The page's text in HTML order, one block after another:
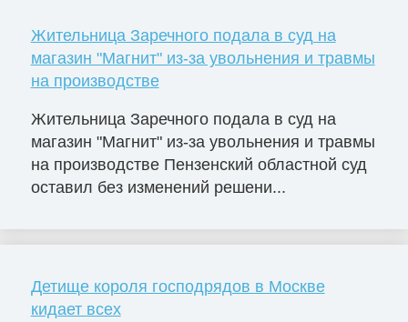
Жительница Заречного подала в суд на
магазин "Магнит" из-за увольнения и травмы
на производстве
Жительница Заречного подала в суд на
магазин "Магнит" из-за увольнения и травмы
на производстве Пензенский областной суд
оставил без изменений решени...
Детище короля господрядов в Москве
кидает всех